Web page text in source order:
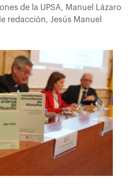
de la UPSA, Manuel Lázaro
redacción, Jesús Manuel